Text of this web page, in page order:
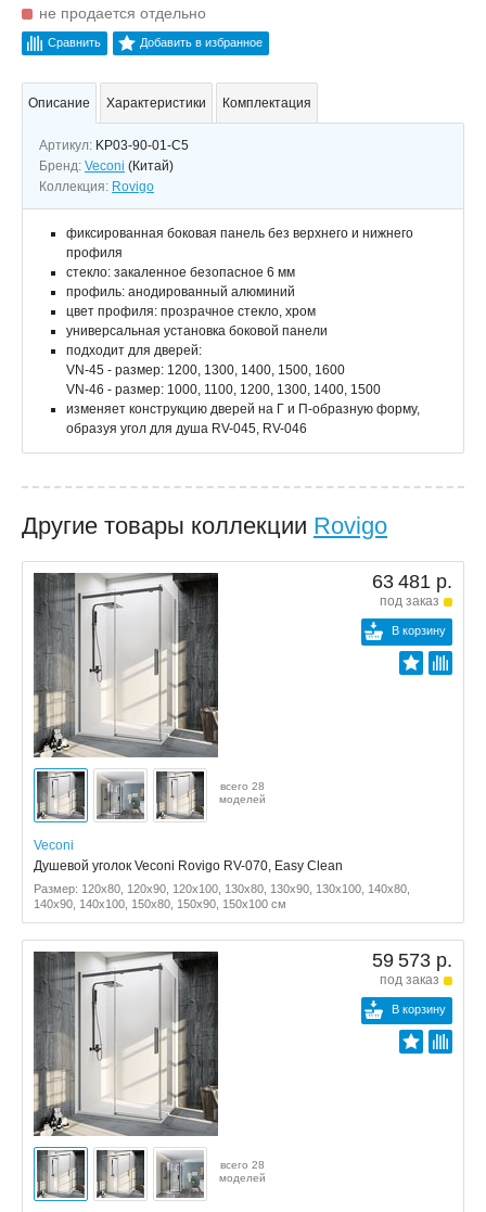
не продается отдельно
Сравнить Добавить в избранное
Описание Характеристики Комплектация
Артикул: KP03-90-01-C5
Бренд: Veconi (Китай)
Коллекция: Rovigo
фиксированная боковая панель без верхнего и нижнего
профиля
стекло: закаленное безопасное 6 мм
профиль: анодированный алюминий
цвет профиля: прозрачное стекло, хром
универсальная установка боковой панели
подходит для дверей:
VN-45 - размер: 1200, 1300, 1400, 1500, 1600
VN-46 - размер: 1000, 1100, 1200, 1300, 1400, 1500
изменяет конструкцию дверей на Г и П-образную форму,
образуя угол для душа RV-045, RV-046
Другие товары коллекции Rovigo
63 481 р.
под заказ
В корзину
всего 28
моделей
Veconi
Душевой уголок Veconi Rovigo RV-070, Easy Clean
Размер: 120x80, 120x90, 120x100, 130x80, 130x90, 130x100, 140x80,
140x90, 140x100, 150x80, 150x90, 150x100 см
59 573 р.
под заказ
В корзину
всего 28
моделей